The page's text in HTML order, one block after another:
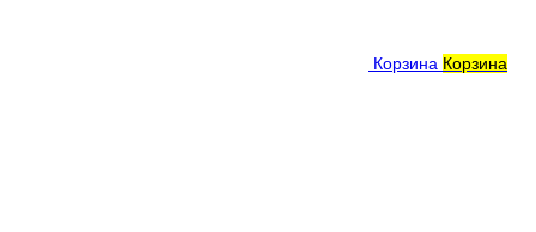
Корзина Корзина